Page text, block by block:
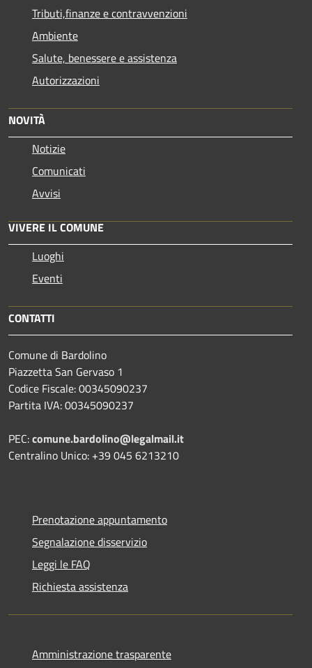
Tributi,finanze e contravvenzioni
Ambiente
Salute, benessere e assistenza
Autorizzazioni
NOVITÀ
Notizie
Comunicati
Avvisi
VIVERE IL COMUNE
Luoghi
Eventi
CONTATTI
Comune di Bardolino
Piazzetta San Gervaso 1
Codice Fiscale: 00345090237
Partita IVA: 00345090237
PEC:comune.bardolino@legalmail.it
Centralino Unico: +39 045 6213210
Prenotazione appuntamento
Segnalazione disservizio
Leggi le FAQ
Richiesta assistenza
Amministrazione trasparente